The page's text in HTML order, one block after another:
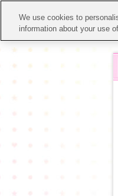
We use cookies to
information about your use